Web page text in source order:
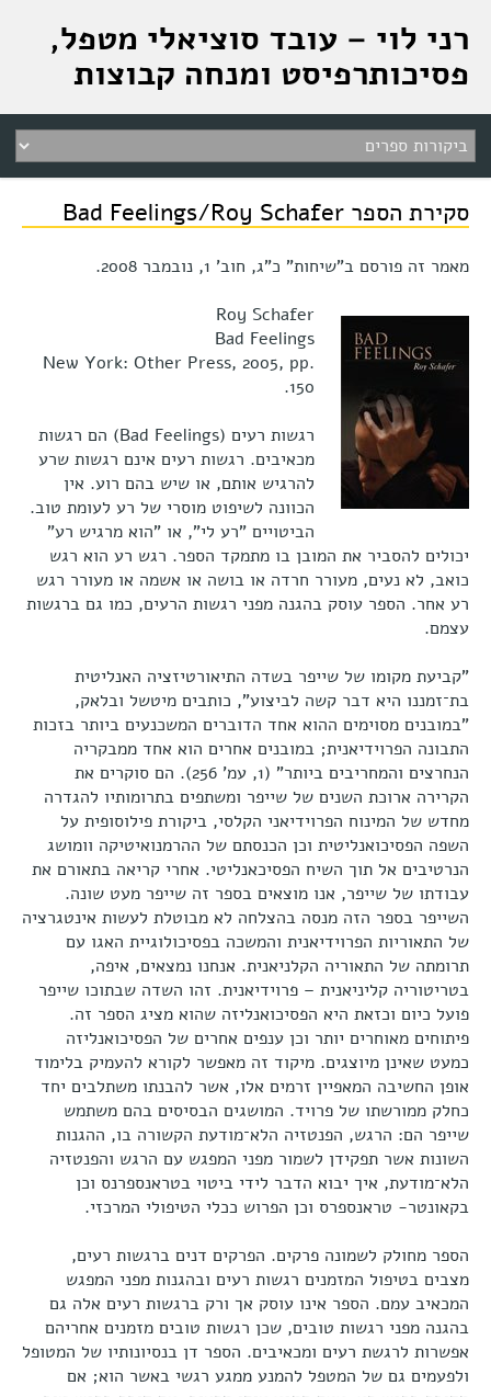
רני לוי – עובד סוציאלי מטפל,
פסיכותרפיסט ומנחה קבוצות
סקירת הספר Bad Feelings/Roy Schafer
מאמר זה פורסם ב"שיחות" כ"ג, חוב' 1, נובמבר 2008.
Roy Schafer
Bad Feelings
New York: Other Press, 2005, pp.
150.
רגשות רעים (Bad Feelings) הם רגשות
מכאיבים. רגשות רעים אינם רגשות שרע
להרגיש אותם, או שיש בהם רוע. אין
הכוונה לשיפוט מוסרי של רע לעומת טוב.
הביטויים "רע לי", או "הוא מרגיש רע"
יכולים להסביר את המובן בו מתמקד הספר. רגש רע הוא רגש
כואב, לא נעים, מעורר חרדה או בושה או אשמה או מעורר רגש
רע אחר. הספר עוסק בהגנה מפני רגשות הרעים, כמו גם ברגשות
עצמם.
"קביעת מקומו של שייפר בשדה התיאורטיזציה האנליטית
בת־זמננו היא דבר קשה לביצוע", כותבים מיטשל ובלאק,
"במובנים מסוימים ההוא אחד הדוברים המשכנעים ביותר בזכות
התבונה הפרוידיאנית; במובנים אחרים הוא אחד ממבקריה
הנחרצים והמחריבים ביותר" (1, עמ' 256). הם סוקרים את
הקרירה ארוכת השנים של שייפר ומשתפים בתרומותיו להגדרה
מחדש של המינוח הפרוידיאני הקלסי, ביקורת פילוסופית על
השפה הפסיכואנליטית וכן הכנסתם של ההרמנואיטיקה וומושג
הנרטיבים אל תוך השיח הפסיכאנליטי. אחרי קריאה בתאורם את
עבודתו של שייפר, אנו מוצאים בספר זה שייפר מעט שונה.
השייפר בספר הזה מנסה בהצלחה לא מבוטלת לעשות אינטגרציה
של התאוריות הפרוידיאנית והמשכה בפסיכולוגיית האגו עם
תרומתה של התאוריה הקלניאנית. אנחנו נמצאים, איפה,
בטריטוריה קליניאנית – פרוידיאנית. זהו השדה שבתוכו שייפר
פועל כיום וכזאת היא הפסיכואנליזה שהוא מציג הספר זה.
פיתוחים מאוחרים יותר וכן ענפים אחרים של הפסיכואנליזה
כמעט שאינן מיוצגים. מיקוד זה מאפשר לקורא להעמיק בלימוד
אופן החשיבה המאפיין זרמים אלו, אשר להבנתו משתלבים יחד
כחלק ממורשתו של פרויד. המושגים הבסיסים בהם משתמש
שייפר הם: הרגש, הפנטזיה הלא־מודעת הקשורה בו, ההגנות
השונות אשר תפקידן לשמור מפני המפגש עם הרגש והפנטזיה
הלא־מודעת, איך יבוא הדבר לידי ביטוי בטראנספרנס וכן
בקאונטר- טראנספרס וכן הפרוש ככלי הטיפולי המרכזי.
הספר מחולק לשמונה פרקים. הפרקים דנים ברגשות רעים,
מצבים בטיפול המזמנים רגשות רעים ובהגנות מפני המפגש
המכאיב עמם. הספר אינו עוסק אך ורק ברגשות רעים אלה גם
בהגנה מפני רגשות טובים, שכן רגשות טובים מזמנים אחריהם
אפשרות לרגשת רעים ומכאיבים. הספר דן בנסיונותיו של המטופל
ולפעמים גם של המטפל להמנע ממגע רגשי באשר הוא; אם